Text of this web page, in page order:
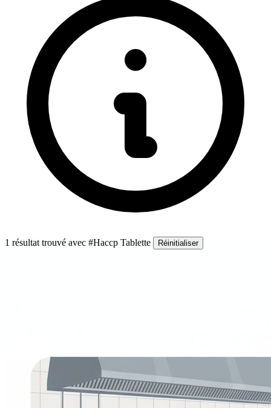
1 résultat trouvé avec #Haccp Tablette Réinitialiser